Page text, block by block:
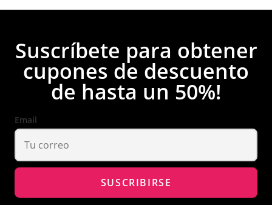
Suscríbete para obtener
cupones de descuento
de hasta un 50%!
Email